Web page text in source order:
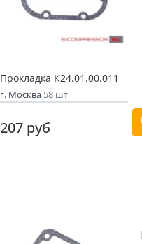
Прокладка К24.01.00.011
г. Москва 58 шт
207 руб